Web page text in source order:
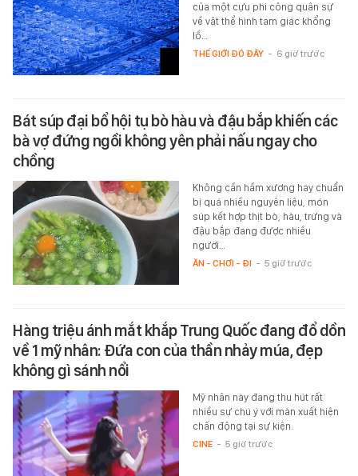
của một cựu phi công quân sự
về vật thể hình tam giác khổng
lồ…
THẾ GIỚI ĐÓ ĐÂY - 6 giờ trước
Bát súp đại bổ hội tụ bò hàu và đậu bắp khiến các
bà vợ đứng ngồi không yên phải nấu ngay cho
chồng
Không cần hầm xương hay chuẩn
bị quá nhiều nguyên liệu, món
súp kết hợp thịt bò, hàu, trứng và
đậu bắp đang được nhiều
người…
ĂN - CHƠI - ĐI - 5 giờ trước
Hàng triệu ánh mắt khắp Trung Quốc đang đổ dồn
về 1 mỹ nhân: Đứa con của thần nhảy múa, đẹp
không gì sánh nổi
Mỹ nhân này đang thu hút rất
nhiều sự chú ý với màn xuất hiện
chấn động tại sự kiện.
CINE - 5 giờ trước